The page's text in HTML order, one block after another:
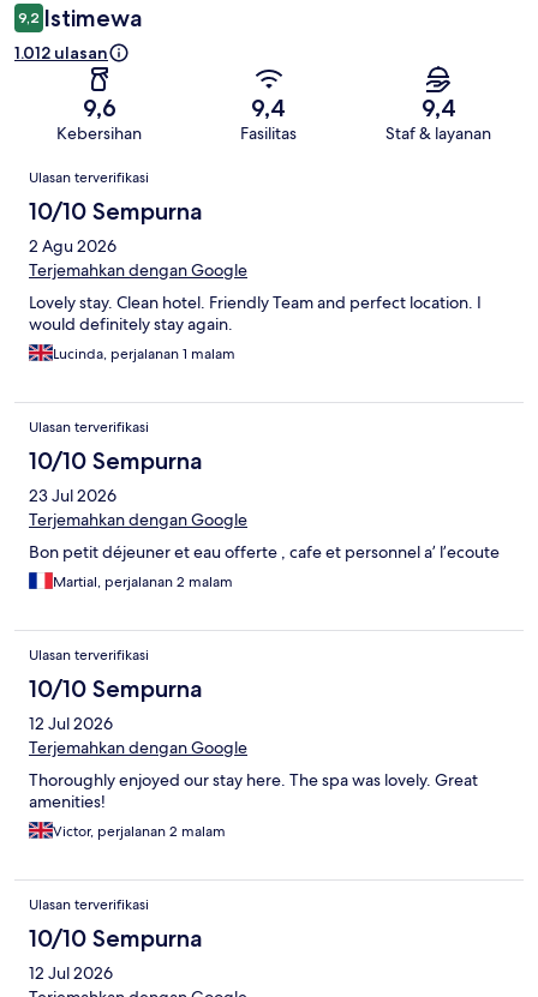
9,2 Istimewa
1.012 ulasan
9,6
Kebersihan
9,4
Fasilitas
9,4
Staf & layanan
Ulasan
Ulasan terverifikasi
10/10 Sempurna
2 Agu 2026
Terjemahkan dengan Google
Lovely stay. Clean hotel. Friendly Team and perfect location. I
would definitely stay again.
Lucinda, perjalanan 1 malam
Ulasan terverifikasi
10/10 Sempurna
23 Jul 2026
Terjemahkan dengan Google
Bon petit déjeuner et eau offerte , cafe et personnel a’ l’ecoute
Martial, perjalanan 2 malam
Ulasan terverifikasi
10/10 Sempurna
12 Jul 2026
Terjemahkan dengan Google
Thoroughly enjoyed our stay here. The spa was lovely. Great
amenities!
Victor, perjalanan 2 malam
Ulasan terverifikasi
10/10 Sempurna
12 Jul 2026